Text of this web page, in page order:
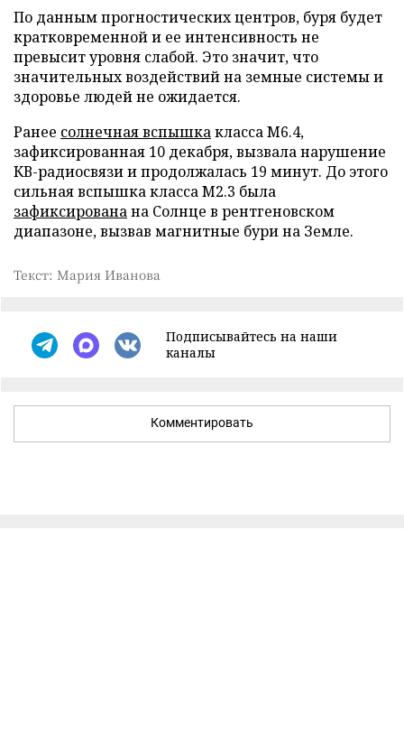
По данным прогностических центров, буря будет
кратковременной и ее интенсивность не
превысит уровня слабой. Это значит, что
значительных воздействий на земные системы и
здоровье людей не ожидается.
Ранее солнечная вспышкакласса M6.4,
зафиксированная 10 декабря, вызвала нарушение
КВ-радиосвязи и продолжалась 19 минут. До этого
сильная вспышка класса M2.3 была
зафиксированана Солнце в рентгеновском
диапазоне, вызвав магнитные бури на Земле.
Текст: Мария Иванова
Подписывайтесь на наши
каналы
Комментировать